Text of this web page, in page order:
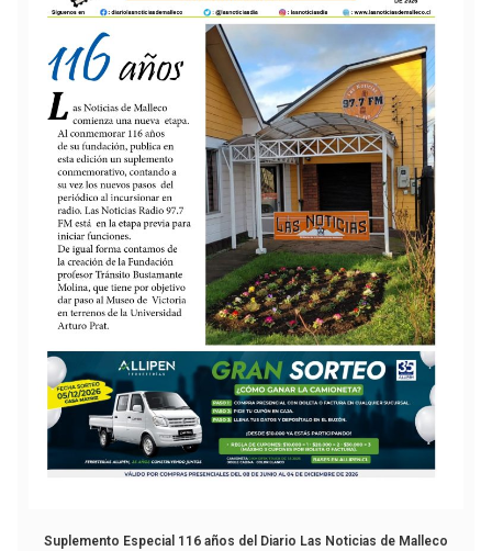
Suplemento Especial 116 años del Diario Las Noticias de Malleco